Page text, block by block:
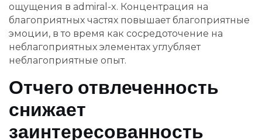
ощущения в admiral-x. Концентрация на
благоприятных частях повышает благоприятные
эмоции, в то время как сосредоточение на
неблагоприятных элементах углубляет
неблагоприятные опыт.
Отчего отвлеченность
снижает
заинтересованность